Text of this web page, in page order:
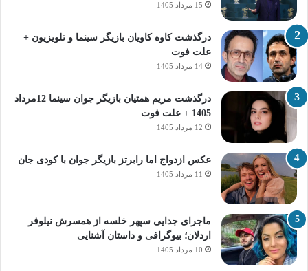
15 مرداد 1405
درگذشت کاوه کاویان بازیگر سینما و تلویزیون +
علت فوت
14 مرداد 1405
درگذشت مریم همتیان بازیگر جوان سینما 12مرداد
1405 + علت فوت
12 مرداد 1405
عکس ازدواج اما رابرتز بازیگر جوان با کودی جان
11 مرداد 1405
ماجرای جدایی سپهر خلسه از همسرش نیلوفر
اردلان؛ بیوگرافی و داستان آشنایی
10 مرداد 1405